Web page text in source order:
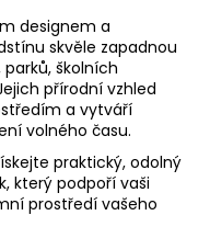
designem a
skvěle zapadnou
školních
přírodní vzhled
a vytváří
volného času.
praktický, odolný
který podpoří vaši
prostředí vašeho